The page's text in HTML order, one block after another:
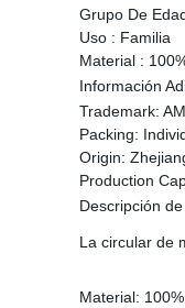
Grupo De
Uso : Familia
Material :
Información
Trademark:
Packing:
Origin:
Production
Descripción
La circular de
Material: